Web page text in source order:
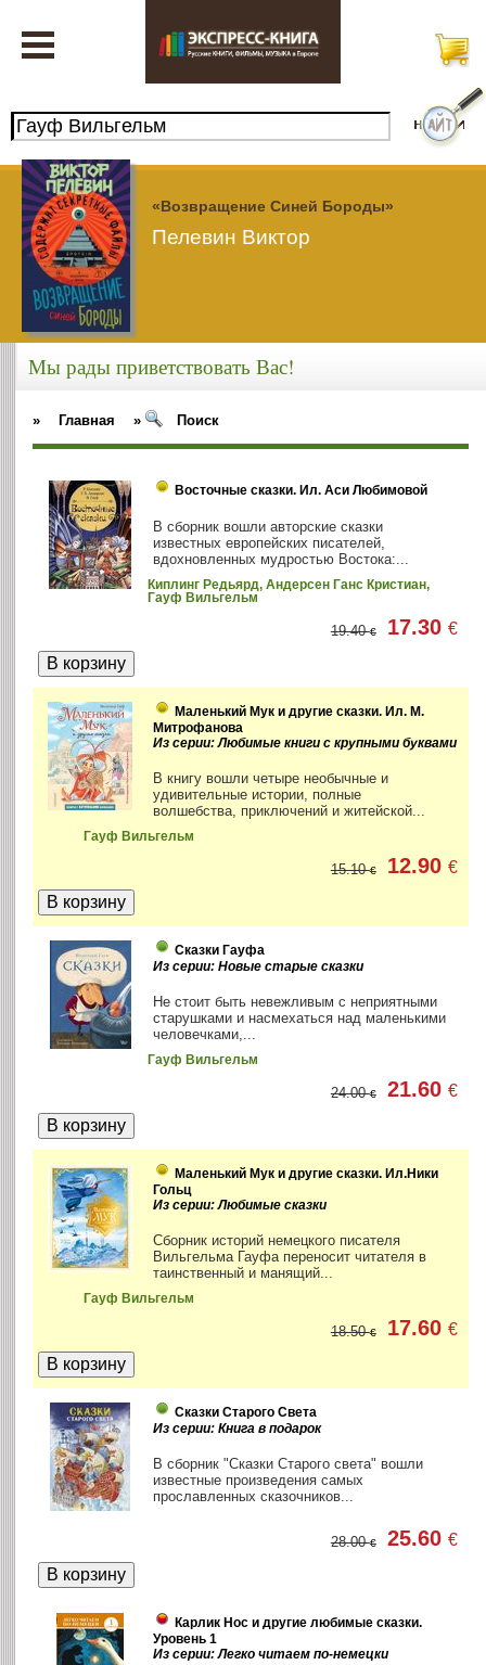
«Возвращение Синей Бороды»
Пелевин Виктор
Мы рады приветствовать Вас!
» Главная » Поиск
Восточные сказки. Ил. Аси Любимовой
В сборник вошли авторские сказки
известных европейских писателей,
вдохновленных мудростью Востока:...
Киплинг Редьярд, Андерсен Ганс Кристиан,
Гауф Вильгельм
19.40€ 17.30€
Маленький Мук и другие сказки. Ил. М.
Митрофанова
Из серии: Любимые книги с крупными буквами
В книгу вошли четыре необычные и
удивительные истории, полные
волшебства, приключений и житейской...
Гауф Вильгельм
15.10€ 12.90€
Сказки Гауфа
Из серии: Новые старые сказки
Не стоит быть невежливым с неприятными
старушками и насмехаться над маленькими
человечками,...
Гауф Вильгельм
24.00€ 21.60€
Маленький Мук и другие сказки. Ил.Ники
Гольц
Из серии: Любимые сказки
Сборник историй немецкого писателя
Вильгельма Гауфа переносит читателя в
таинственный и манящий...
Гауф Вильгельм
18.50€ 17.60€
Сказки Старого Света
Из серии: Книга в подарок
В сборник "Сказки Старого света" вошли
известные произведения самых
прославленных сказочников...
28.00€ 25.60€
Карлик Нос и другие любимые сказки.
Уровень 1
Из серии: Легко читаем по-немецки